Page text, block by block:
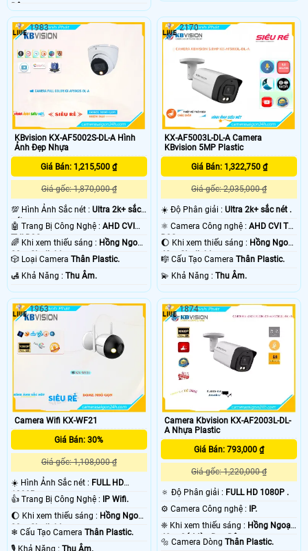
Động.
KBvision KX-AF5002S-DL-A Hình
Ảnh Đẹp Nhựa
Giá Bán: 1,215,500 ₫
Giá gốc: 1,870,000 ₫
💯 Hình Ảnh Sắc nét : Ultra 2k+ sắc
nét .
🤖️ Trang Bị Công Nghệ : AHD CVI
TVI BCS.
🌈 Khi xem thiếu sáng : Hồng Ngoại
20m Starlight.
🎲 Loại Camera Thân Plastic.
️🛃 Khả Năng : Thu Âm.
1983
KX-AF5003L-DL-A Camera
KBvision 5MP Plastic
Giá Bán: 1,322,750 ₫
Giá gốc: 2,035,000 ₫
☀️ Độ Phân giải :Ultra 2k+ sắc nét .
⚛️ Camera Công nghệ :AHD CVI TVI
BCS.
🌔 Khi xem thiếu sáng : Hồng Ngoại
40m Starlight.
🎼️ Cấu Tạo CameraThân Plastic.
️💫 Khả Năng :Thu Âm.
2170
Camera Wifi KX-WF21
Giá Bán: 30%
Giá gốc: 1,108,000 ₫
☀️ Hình Ảnh Sắc nét : FULL HD
1080P .
👍 Trang Bị Công Nghệ : IP Wifi.
🌔 Khi xem thiếu sáng : Hồng Ngoại
30m Starlight.
❄ Cấu Tạo Camera Thân Plastic.
️🎙 Khả Năng : Thu Âm.
1963
Camera Kbvision KX-AF2003L-DL-
A Nhựa Plastic
Giá Bán: 793,000 ₫
Giá gốc: 1,220,000 ₫
🔅 Độ Phân giải : FULL HD 1080P .
⚙ Camera Công nghệ : IP.
❈ Khi xem thiếu sáng : Hồng Ngoại
40m Có Màu Ban Đêm.
🔩 Camera DòngThân Plastic.
1874